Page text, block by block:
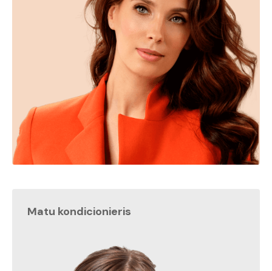
Matu kondicionieris